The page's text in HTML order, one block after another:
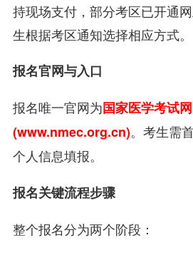
持现场支付，部分考区已开通
生根据考区通知选择相应方式。
报名官网与入口
报名唯一官网为国家医学考试网
(www.nmec.org.cn)。考生需
个人信息填报。
报名关键流程步骤
整个报名分为两个阶段：